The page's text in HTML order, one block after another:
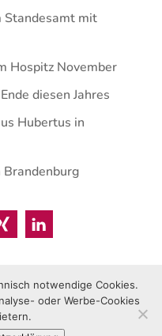
Standesamt mit
Hospitz November
diesen Jahres
Hubertus in
notwendige Cookies.
oder Werbe-Cookies